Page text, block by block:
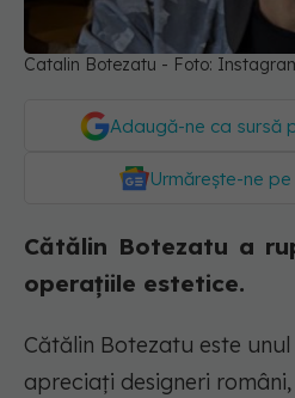
Catalin Botezatu - Foto:
Adaugă-ne ca sursă
Urmărește-ne
Cătălin Botezatu a
operațiile estetice.
Cătălin Botezatu este
apreciați designeri